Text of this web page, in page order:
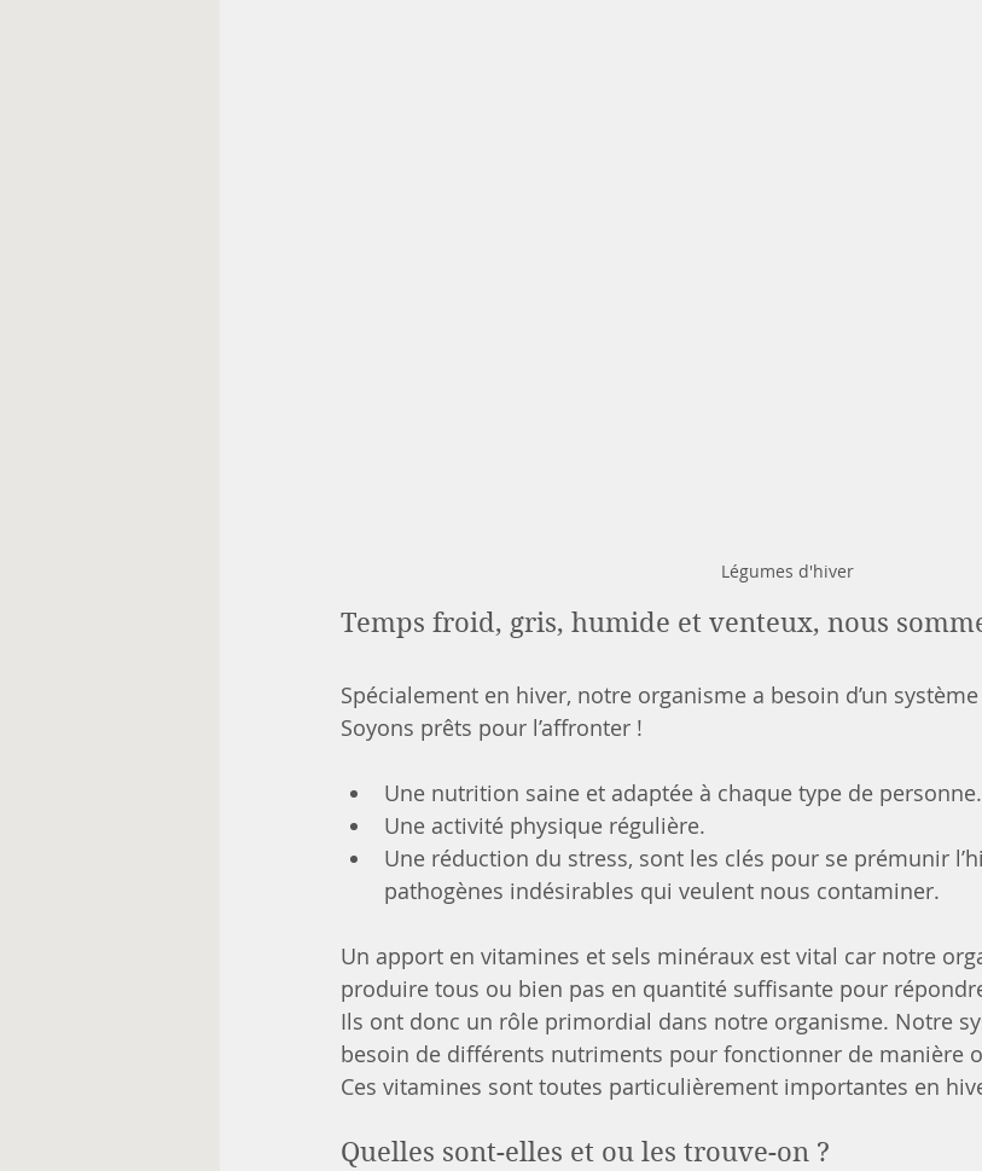
Légumes d'hiver
Temps froid, gris, humide et venteux, nous
Spécialement en hiver, notre organisme a besoin d’un
Soyons prêts pour l’affronter !
Une nutrition saine et adaptée à chaque type de personne.
Une activité physique régulière.
Une réduction du stress, sont les clés pour se prémunir
pathogènes indésirables qui veulent nous contaminer.
Un apport en vitamines et sels minéraux est vital car notre
produire tous ou bien pas en quantité suffisante pour
Ils ont donc un rôle primordial dans notre organisme. Notre
besoin de différents nutriments pour fonctionner de manière
Ces vitamines sont toutes particulièrement importantes en
Quelles sont-elles et ou les trouve-on ?